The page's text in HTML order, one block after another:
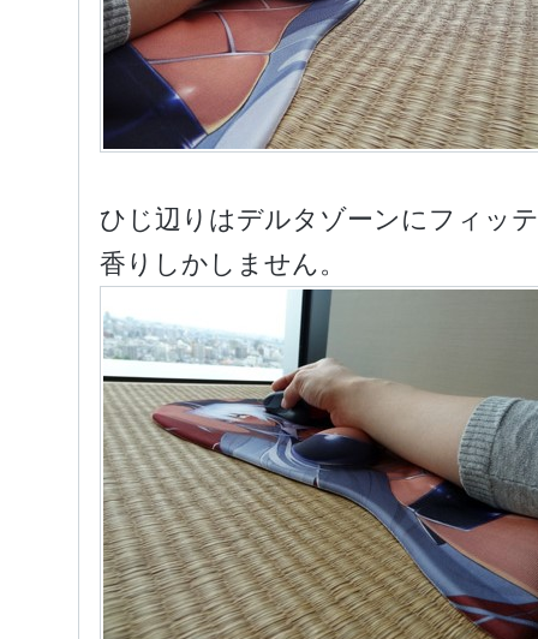
ひじ辺りはデルタゾーンにフィッ
香りしかしません。